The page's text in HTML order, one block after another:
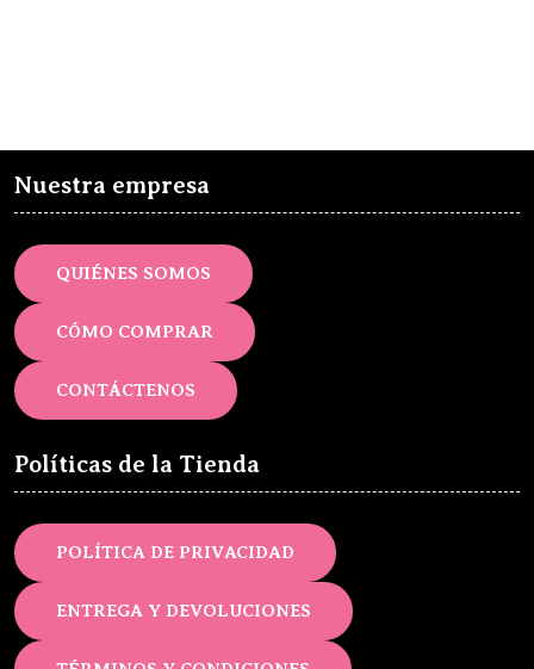
Nuestra empresa
QUIÉNES SOMOS
CÓMO COMPRAR
CONTÁCTENOS
Políticas de la Tienda
POLÍTICA DE PRIVACIDAD
ENTREGA Y DEVOLUCIONES